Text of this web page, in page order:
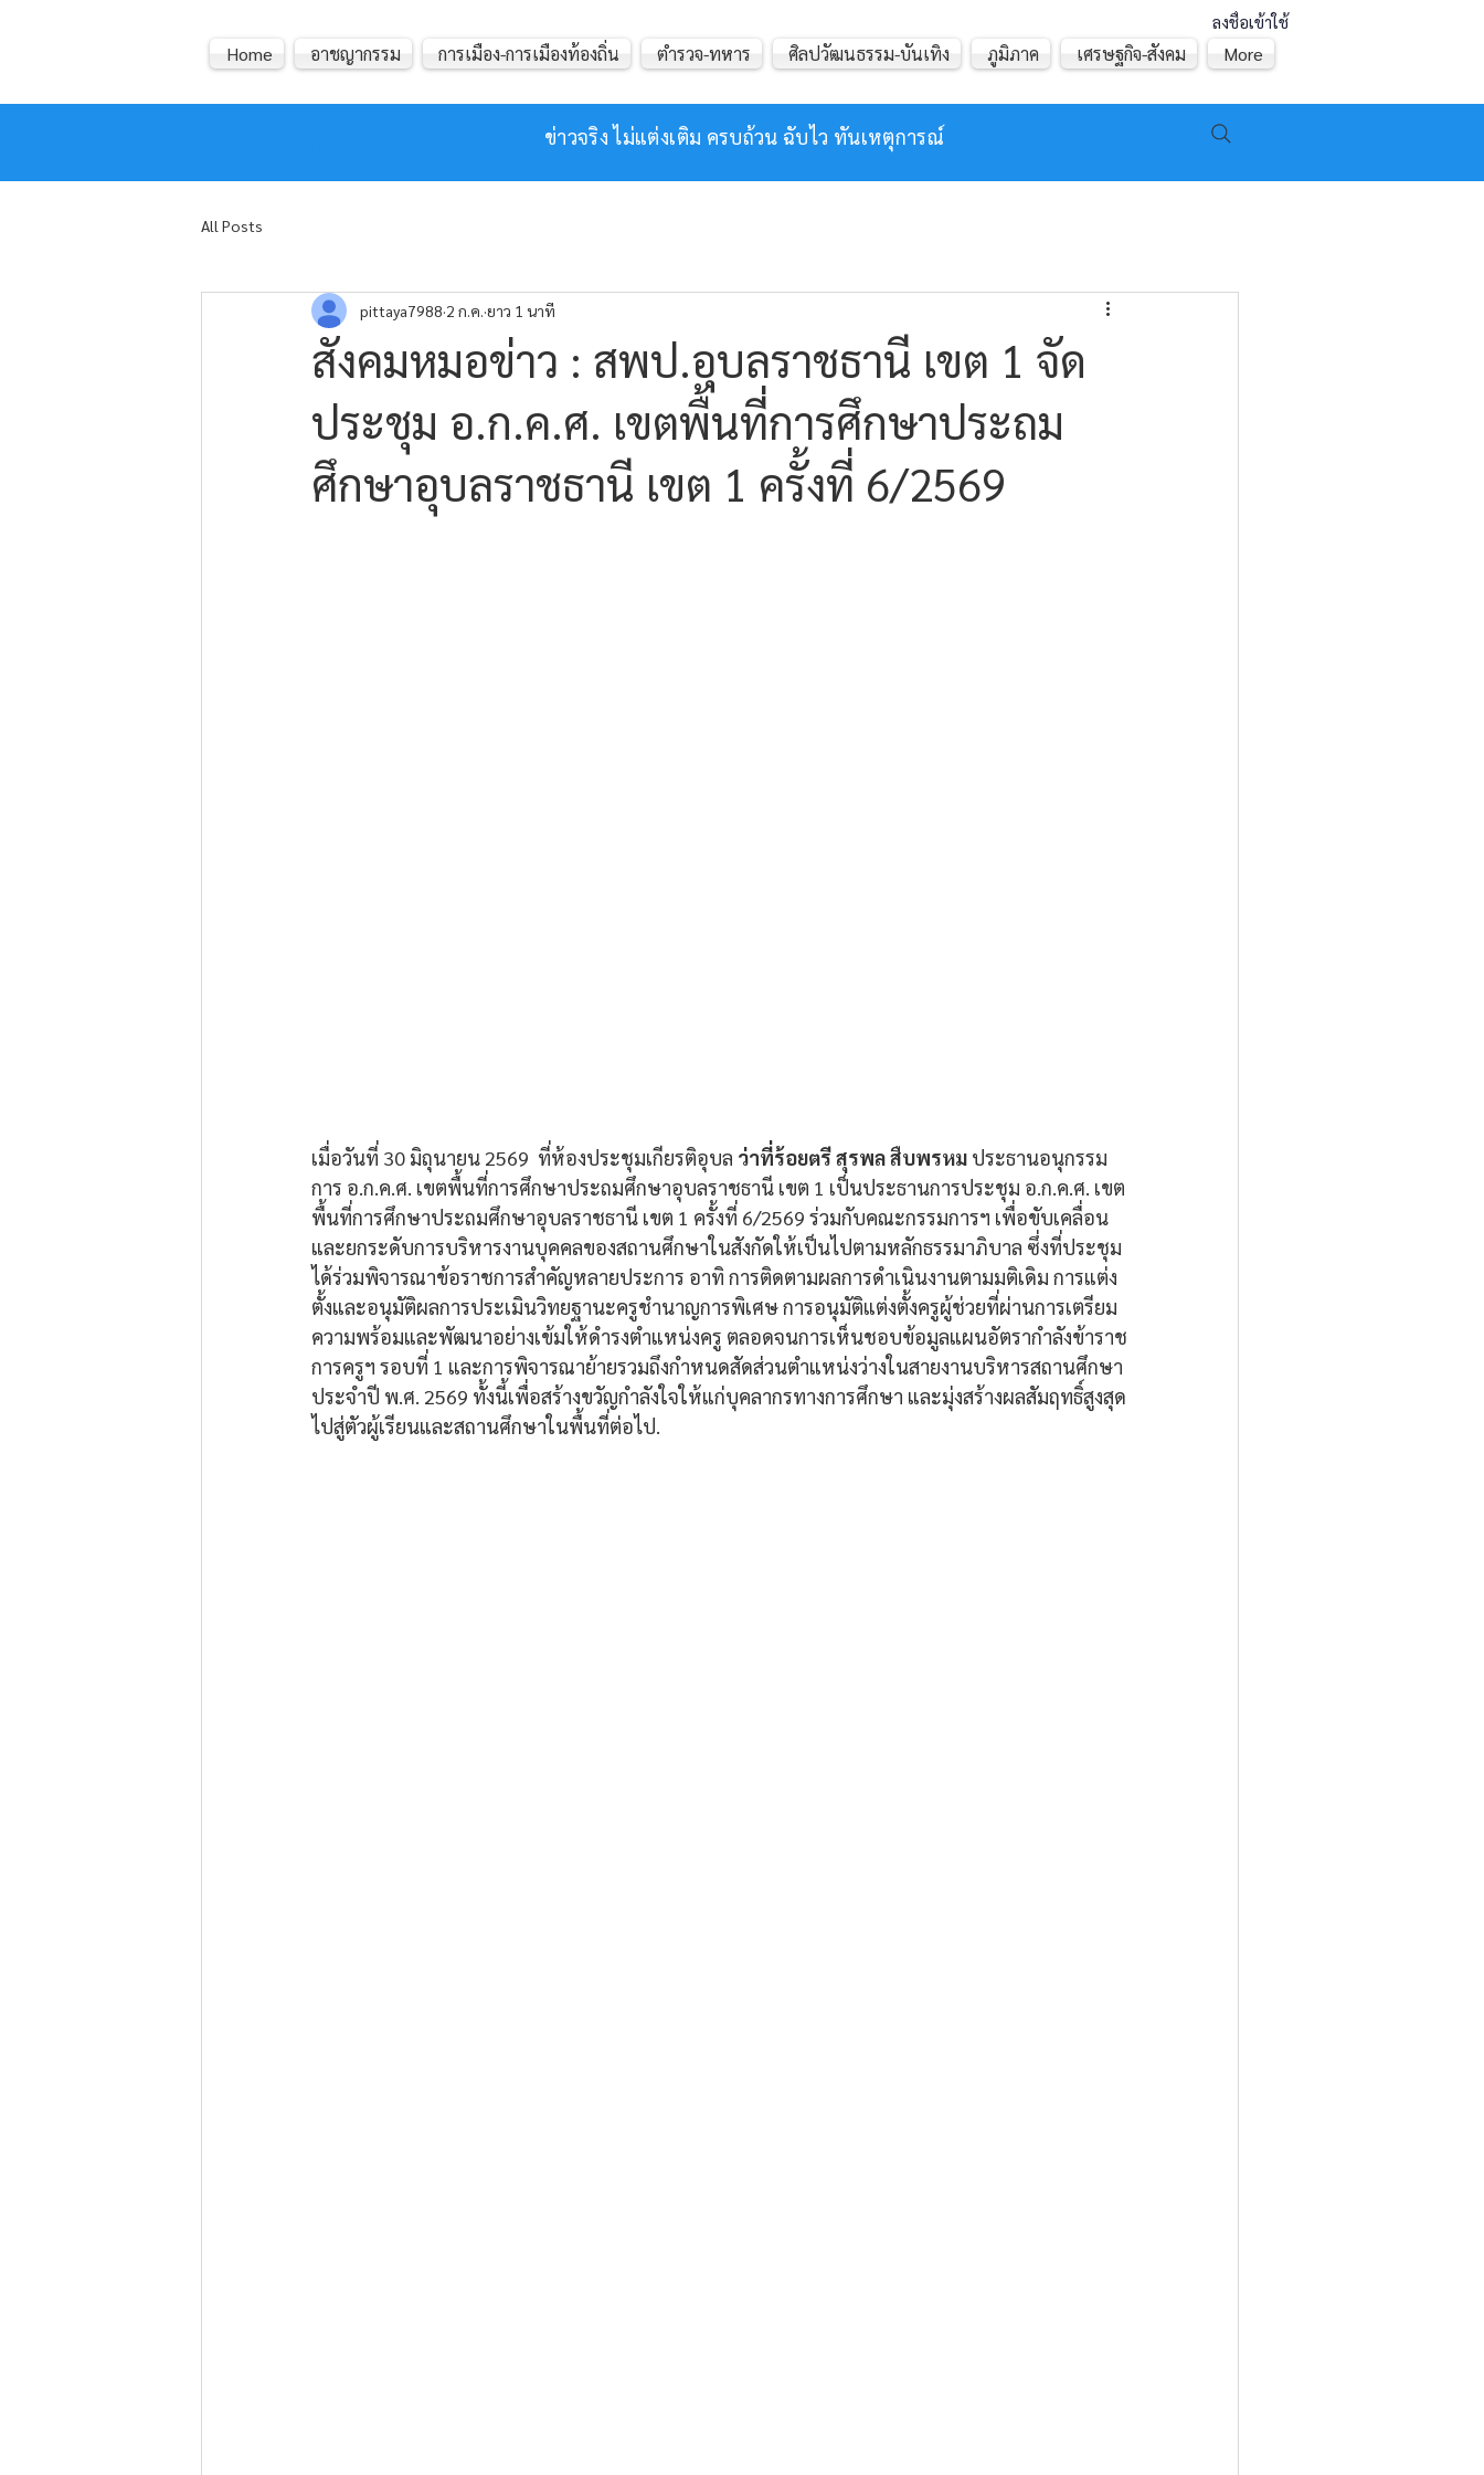
ลงชื่อเข้าใช้
ข่าวจริง ไม่แต่งเติม ครบถ้วน ฉับไว ทันเหตุการณ์
Home อาชญากรรม การเมือง-การเมืองท้องถิ่น ตำรวจ-ทหาร ศิลปวัฒนธรรม-บันเทิง ภูมิภาค เศรษฐกิจ-สังคม More
All Posts
สังคมหมอข่าว : สพป.อุบลราชธานี เขต 1 จัด
ประชุม อ.ก.ค.ศ. เขตพื้นที่การศึกษาประถม
ศึกษาอุบลราชธานี เขต 1 ครั้งที่ 6/2569
pittaya7988 2 ก.ค. ยาว 1 นาที
เมื่อวันที่ 30 มิถุนายน 2569  ที่ห้องประชุมเกียรติอุบล ว่าที่ร้อยตรี สุรพล สืบพรหม ประธานอนุกรรม
การ อ.ก.ค.ศ. เขตพื้นที่การศึกษาประถมศึกษาอุบลราชธานี เขต 1 เป็นประธานการประชุม อ.ก.ค.ศ. เขต
พื้นที่การศึกษาประถมศึกษาอุบลราชธานี เขต 1 ครั้งที่ 6/2569 ร่วมกับคณะกรรมการฯ เพื่อขับเคลื่อน
และยกระดับการบริหารงานบุคคลของสถานศึกษาในสังกัดให้เป็นไปตามหลักธรรมาภิบาล ซึ่งที่ประชุม
ได้ร่วมพิจารณาข้อราชการสำคัญหลายประการ อาทิ การติดตามผลการดำเนินงานตามมติเดิม การแต่ง
ตั้งและอนุมัติผลการประเมินวิทยฐานะครูชำนาญการพิเศษ การอนุมัติแต่งตั้งครูผู้ช่วยที่ผ่านการเตรียม
ความพร้อมและพัฒนาอย่างเข้มให้ดำรงตำแหน่งครู ตลอดจนการเห็นชอบข้อมูลแผนอัตรากำลังข้าราช
การครูฯ รอบที่ 1 และการพิจารณาย้ายรวมถึงกำหนดสัดส่วนตำแหน่งว่างในสายงานบริหารสถานศึกษา
ประจำปี พ.ศ. 2569 ทั้งนี้เพื่อสร้างขวัญกำลังใจให้แก่บุคลากรทางการศึกษา และมุ่งสร้างผลสัมฤทธิ์สูงสุด
ไปสู่ตัวผู้เรียนและสถานศึกษาในพื้นที่ต่อไป.